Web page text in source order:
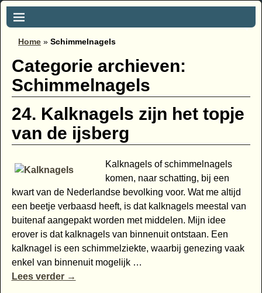
Home » Schimmelnagels
Categorie archieven:
Schimmelnagels
24. Kalknagels zijn het topje
van de ijsberg
Kalknagels of schimmelnagels
komen, naar schatting, bij een
kwart van de Nederlandse bevolking voor. Wat me altijd
een beetje verbaasd heeft, is dat kalknagels meestal van
buitenaf aangepakt worden met middelen. Mijn idee
erover is dat kalknagels van binnenuit ontstaan. Een
kalknagel is een schimmelziekte, waarbij genezing vaak
enkel van binnenuit mogelijk …
Lees verder →